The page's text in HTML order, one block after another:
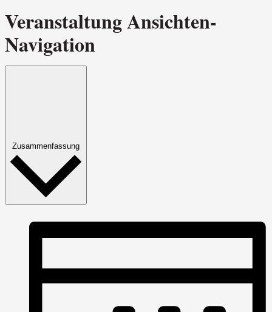
Veranstaltung Ansichten-
Navigation
Zusammenfassung